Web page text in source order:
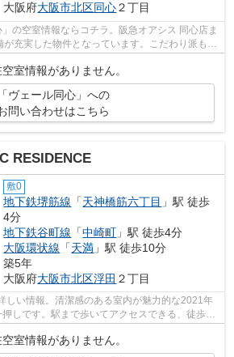
大阪府大阪市北区同心２丁目
の空室情報ならコチラ。阪急オアシス 同心店ま
充実した物件となっています。こだわり派も満
室情報がありません。
「ヴェール同心」への
問い合わせはこちら
RESIDENCE
敷0
地下鉄堺筋線 「天神橋筋六丁目 」駅 徒歩
4分
地下鉄谷町線 「中崎町 」駅 徒歩4分
大阪環状線 「天満 」駅 徒歩10分
築5年
大阪府大阪市北区浮田 ２丁目
しい情報。清潔感のある室内が魅力的な2021年
しです。駅まで歩いてアクセスできる、徒歩4
。敷地内ごみ置...
室情報がありません。